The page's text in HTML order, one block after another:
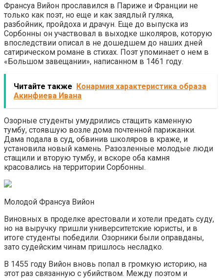
Франсуа Вийон прославился в Париже и Франции не
только как поэт, но еще и как заядлый гуляка,
разбойник, пройдоха и драчун. Еще до выпуска из
Сорбонны он участвовал в выходке школяров, которую
впоследствии описал в не дошедшем до наших дней
сатирическом романе в стихах. Поэт упоминает о нем в
«Большом завещании», написанном в 1461 году.
Читайте также Конармия характеристика образа
Акинфиева Ивана
Озорные студенты умудрились стащить каменную
тумбу, стоявшую возле дома почтенной парижанки.
Дама подала в суд, обвинив школяров в краже, и
установила новый камень. Разозленные молодые люди
стащили и вторую тумбу, и вскоре оба камня
красовались на территории Сорбонны.
Молодой Франсуа Вийон
Виновных в проделке арестовали и хотели предать суду,
но на выручку пришли университетские юристы, и в
итоге студенты победили. Озорники были оправданы,
зато судейским чинам пришлось несладко.
В 1455 году Вийон вновь попал в громкую историю, на
этот раз связанную с убийством. Между поэтом и